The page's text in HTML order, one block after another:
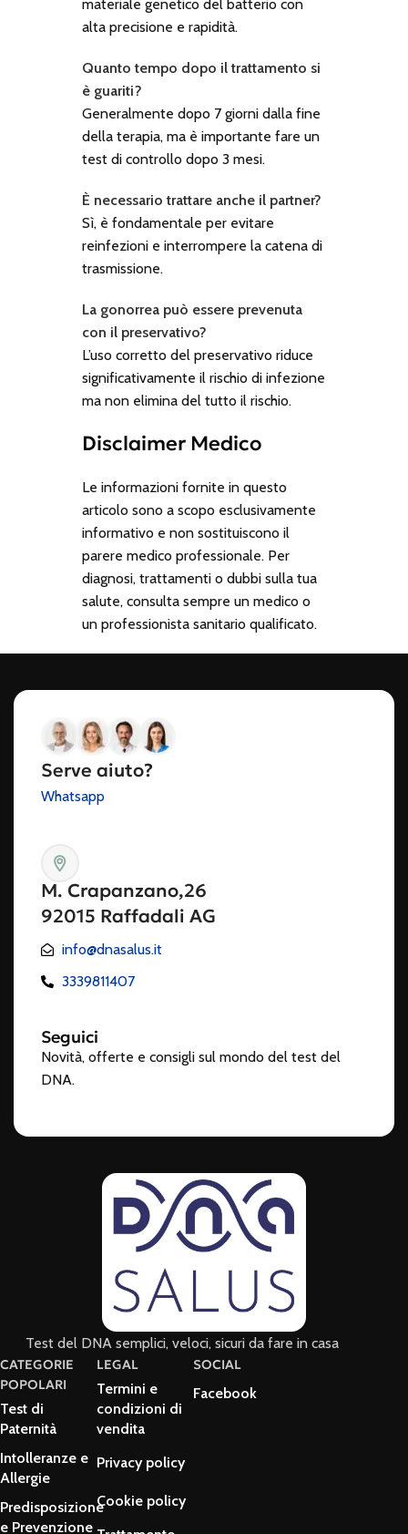
materiale genetico del batterio con
alta precisione e rapidità.
Quanto tempo dopo il trattamento si
è guariti?
Generalmente dopo 7 giorni dalla fine
della terapia, ma è importante fare un
test di controllo dopo 3 mesi.
È necessario trattare anche il partner?
Sì, è fondamentale per evitare
reinfezioni e interrompere la catena di
trasmissione.
La gonorrea può essere prevenuta
con il preservativo?
L’uso corretto del preservativo riduce
significativamente il rischio di infezione
ma non elimina del tutto il rischio.
Disclaimer Medico
Le informazioni fornite in questo
articolo sono a scopo esclusivamente
informativo e non sostituiscono il
parere medico professionale. Per
diagnosi, trattamenti o dubbi sulla tua
salute, consulta sempre un medico o
un professionista sanitario qualificato.
Serve aiuto?
Whatsapp
M. Crapanzano,26
92015 Raffadali AG
info@dnasalus.it
3339811407
Seguici
Novità, offerte e consigli sul mondo del test del
DNA.
Test del DNA semplici, veloci, sicuri da fare in casa
CATEGORIE
POPOLARI
Test di
Paternità
Intolleranze e
Allergie
Predisposizione
e Prevenzione
LEGAL
Termini e
condizioni di
vendita
Privacy policy
Cookie policy
SOCIAL
Facebook